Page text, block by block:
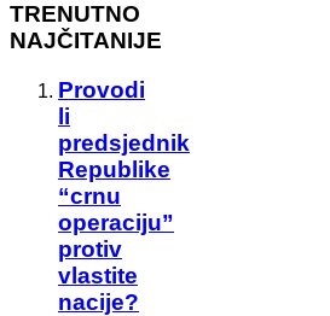
TRENUTNO
NAJČITANIJE
Provodi
li
predsjednik
Republike
“crnu
operaciju”
protiv
vlastite
nacije?